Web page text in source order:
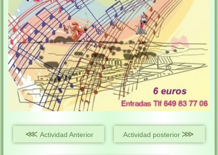
⋘ Actividad Anterior Actividad posterior ⋙